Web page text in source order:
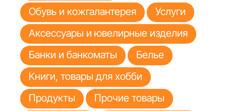
Обувь и кожгалантерея
Услуги
Аксессуары и ювелирные изделия
Банки и банкоматы
Белье
Книги, товары для хобби
Продукты
Прочие товары